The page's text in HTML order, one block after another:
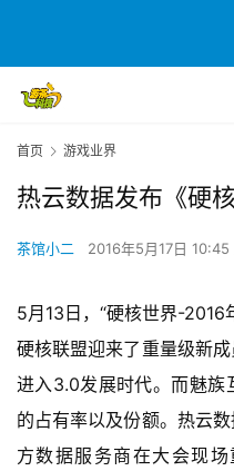
首页 游戏业界
热云数据发布《硬
茶馆小二 2016年5月17日 10:45
5月13日，“硬核世界-2016
硬核联盟迎来了重量级新
进入3.0发展时代。而魅族
的占有率以及份额。热云
方数据服务商在大会现